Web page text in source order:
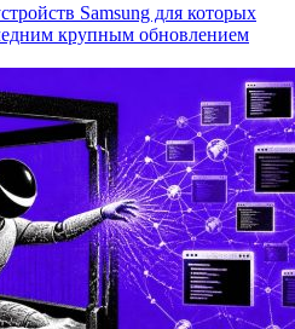
Samsung для которых
крупным обновлением